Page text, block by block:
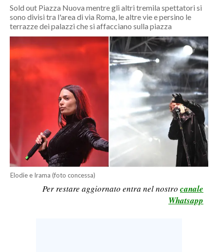
MONDO
ECONOMIA
SERVIZI ALLE IMPRESE
SPORT IN SARDEGNA
SPORT
RISULTATI E CLASSIFICHE
Sold out Piazza Nuova mentre gli altri tremila spettatori si
sono divisi tra l'area di via Roma, le altre vie e persino le
terrazze dei palazzi che si affacciano sulla piazza
Elodie e Irama (foto concessa)
Per restare aggiornato entra nel nostro canale
Whatsapp